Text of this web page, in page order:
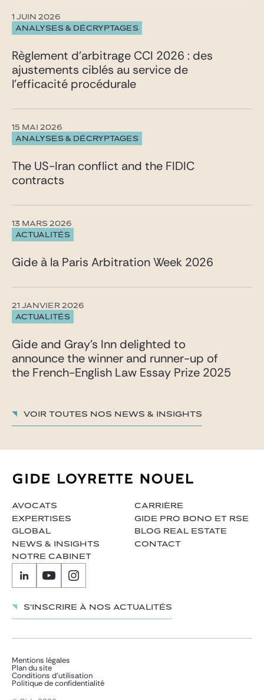
ANALYSES & DÉCRYPTAGES
1 JUIN 2026
Règlement d’arbitrage CCI 2026 : des
ajustements ciblés au service de
l’efficacité procédurale
ANALYSES & DÉCRYPTAGES
15 MAI 2026
The US-Iran conflict and the FIDIC
contracts
ACTUALITÉS
13 MARS 2026
Gide à la Paris Arbitration Week 2026
ACTUALITÉS
21 JANVIER 2026
Gide and Gray’s Inn delighted to
announce the winner and runner-up of
the French-English Law Essay Prize 2025
Voir toutes nos News & insights
AVOCATS
EXPERTISES
GLOBAL
NEWS & INSIGHTS
NOTRE CABINET
CARRIÈRE
GIDE PRO BONO ET RSE
BLOG REAL ESTATE
CONTACT
S'inscrire à nos actualités
Mentions légales
Plan du site
Conditions d’utilisation
Politique de confidentialité